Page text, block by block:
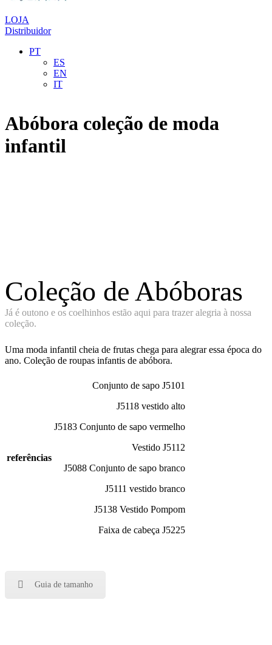
LOJA
Distribuidor
PT
ES
EN
IT
Abóbora coleção de moda
infantil
Coleção de Abóboras
Já é outono e os coelhinhos estão aqui para trazer alegria à nossa
coleção.
Uma moda infantil cheia de frutas chega para alegrar essa época do
ano. Coleção de roupas infantis de abóbora.
referências
Conjunto de sapo J5101
J5118 vestido alto
J5183 Conjunto de sapo vermelho
Vestido J5112
J5088 Conjunto de sapo branco
J5111 vestido branco
J5138 Vestido Pompom
Faixa de cabeça J5225
Guia de tamanho